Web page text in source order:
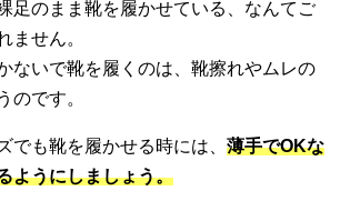
足のまま靴を履かせている、なんてご
ません。
ないで靴を履くのは、靴擦れやムレの
のです。
でも靴を履かせる時には、 薄手でOKな
ようにしましょう。